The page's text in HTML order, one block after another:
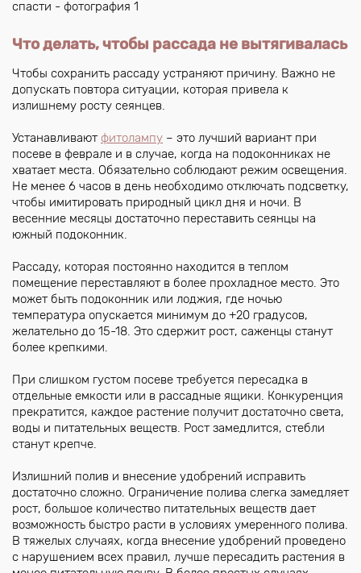
Что делать, чтобы рассада не вытягивалась
Чтобы сохранить рассаду устраняют причину. Важно не
допускать повтора ситуации, которая привела к
излишнему росту сеянцев.
Устанавливают фитолампу – это лучший вариант при
посеве в феврале и в случае, когда на подоконниках не
хватает места. Обязательно соблюдают режим освещения.
Не менее 6 часов в день необходимо отключать подсветку,
чтобы имитировать природный цикл дня и ночи. В
весенние месяцы достаточно переставить сеянцы на
южный подоконник.
Рассаду, которая постоянно находится в теплом
помещение переставляют в более прохладное место. Это
может быть подоконник или лоджия, где ночью
температура опускается минимум до +20 градусов,
желательно до 15-18. Это сдержит рост, саженцы станут
более крепкими.
При слишком густом посеве требуется пересадка в
отдельные емкости или в рассадные ящики. Конкуренция
прекратится, каждое растение получит достаточно света,
воды и питательных веществ. Рост замедлится, стебли
станут крепче.
Излишний полив и внесение удобрений исправить
достаточно сложно. Ограничение полива слегка замедляет
рост, большое количество питательных веществ дает
возможность быстро расти в условиях умеренного полива.
В тяжелых случаях, когда внесение удобрений проведено
с нарушением всех правил, лучше пересадить растения в